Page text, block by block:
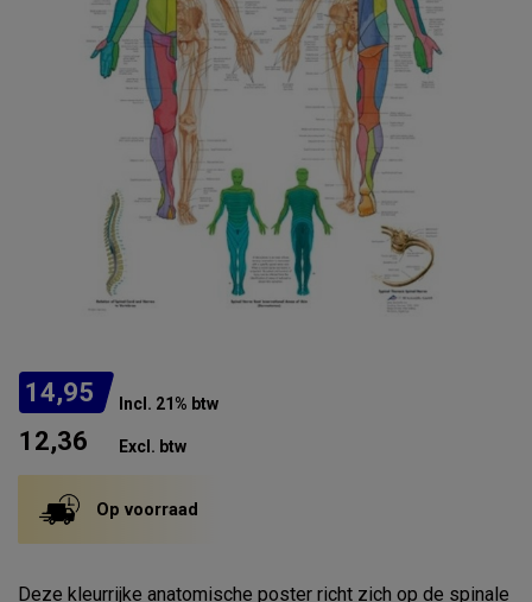
14,95 Incl. 21% btw
12,36 Excl. btw
Op voorraad
Deze kleurrijke anatomische poster richt zich op de spinale